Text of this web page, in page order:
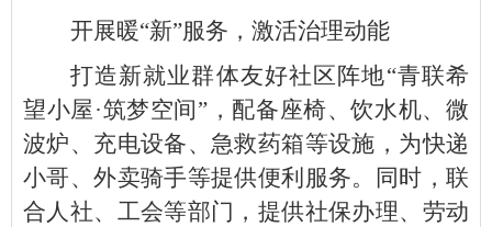
开展暖“新”服务，激活治理动能
打造新就业群体友好社区阵地“青联希
望小屋·筑梦空间”，配备座椅、饮水机、微
波炉、充电设备、急救药箱等设施，为快递
小哥、外卖骑手等提供便利服务。同时，联
合人社、工会等部门，提供社保办理、劳动